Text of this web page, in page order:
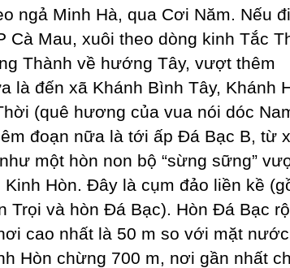
ngả Minh Hà, qua Cơi Năm. Nếu
Cà Mau, xuôi theo dòng kinh Tắc
Thành về hướng Tây, vượt thêm
là đến xã Khánh Bình Tây, Khánh
(quê hương của vua nói dóc
đoạn nữa là tới ấp Đá Bạc B, từ
một hòn non bộ “sừng sững”
Hòn. Đây là cụm đảo liền kề
Trọi và hòn Đá Bạc). Hòn Đá Bạc
cao nhất là 50 m so với mặt
Hòn chừng 700 m, nơi gần nhất